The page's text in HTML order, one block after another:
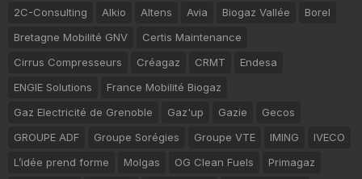
2C-Consulting Alkio Altens Avia Biogaz Vallée
Borel
Bretagne Mobilité GNV
Certis Maintenance
Cirrus Compresseurs
Créagaz CRMT
Endesa
ENGIE Solutions
France Mobilité Biogaz
Gaz Electricité de Grenoble
Gaz'up Gazie
Gecos
GROUPE ADF
Groupe Sorégies Groupe VTE IMING
IVECO
L’idée prend forme
Molgas OG Clean Fuels
Primagaz